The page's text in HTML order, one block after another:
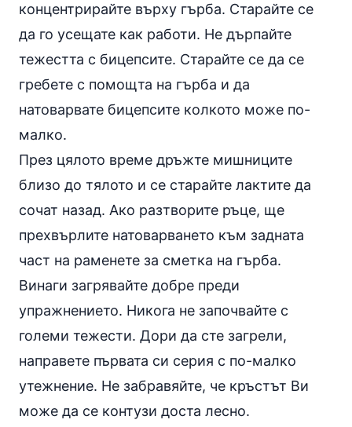
концентрирайте върху гърба. Старайте се
да го усещате как работи. Не дърпайте
тежестта с бицепсите. Старайте се да се
гребете с помощта на гърба и да
натоварвате бицепсите колкото може по-
малко.
През цялото време дръжте мишниците
близо до тялото и се старайте лактите да
сочат назад. Ако разтворите ръце, ще
прехвърлите натоварването към задната
част на раменете за сметка на гърба.
Винаги загрявайте добре преди
упражнението. Никога не започвайте с
големи тежести. Дори да сте загрели,
направете първата си серия с по-малко
утежнение. Не забравяйте, че кръстът Ви
може да се контузи доста лесно.